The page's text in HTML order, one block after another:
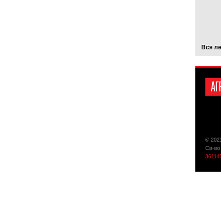
Вся
©
Св-во